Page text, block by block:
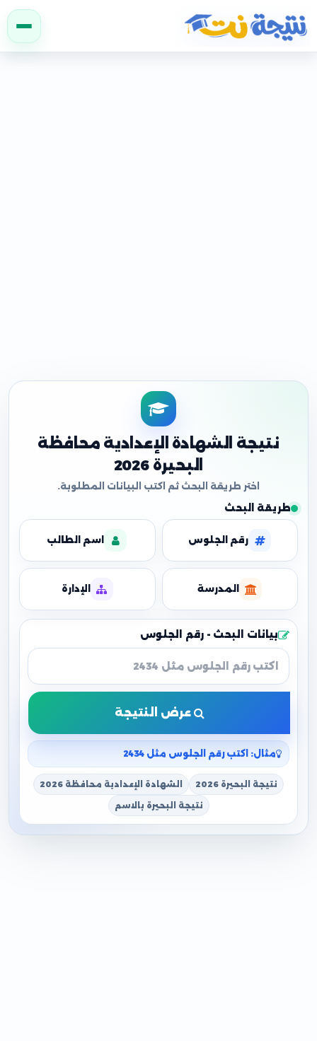
نتيجة نت
نتيجة الشهادة الإعدادية محافظة
البحيرة 2026
طريقة البحث
رقم الجلوس اسم الطالب
المدرسة الإدارة
بيانات البحث - رقم الجلوس
عرض النتيجة
مثال: اكتب رقم الجلوس مثل 2434
نتيجة البحيرة 2026 الشهادة الإعدادية محافظة 2026
نتيجة البحيرة بالاسم